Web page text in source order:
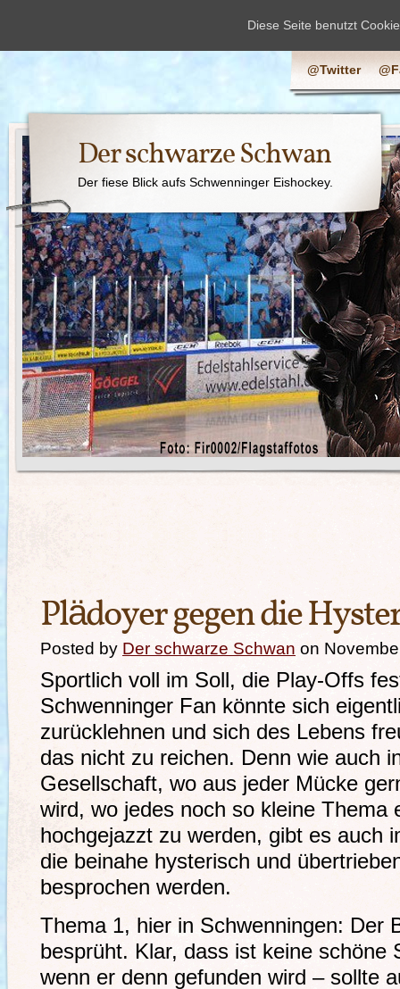
@Twitter
Der schwarze Schwan
Der fiese Blick aufs Schwenninger Eishockey.
Plädoyer gegen die
Posted by Der schwarze Schwan on
Sportlich voll im Soll, die Play-Offs
Schwenninger Fan könnte sich
zurücklehnen und sich des Lebens
das nicht zu reichen. Denn wie auch
Gesellschaft, wo aus jeder Mücke
wird, wo jedes noch so kleine Thema
hochgejazzt zu werden, gibt es auch
die beinahe hysterisch und
besprochen werden.
Thema 1, hier in Schwenningen: Der
besprüht. Klar, dass ist keine schöne
wenn er denn gefunden wird – sollte
Diese Seite benutzt